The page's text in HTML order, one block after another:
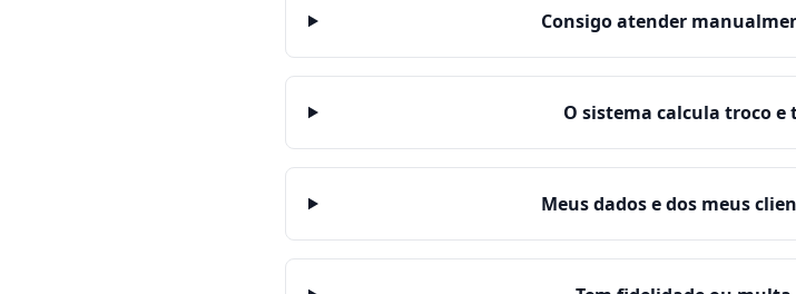
Consigo atender
O sistema calcula troco e
Meus dados e dos meus